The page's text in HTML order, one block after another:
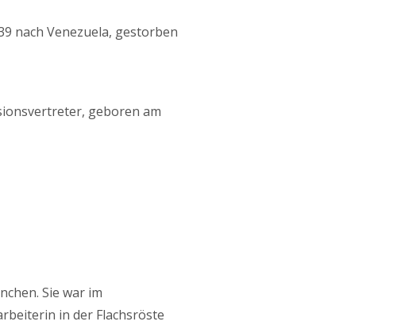
nach Venezuela, gestorben
geboren am
Sie war im
in der Flachsröste